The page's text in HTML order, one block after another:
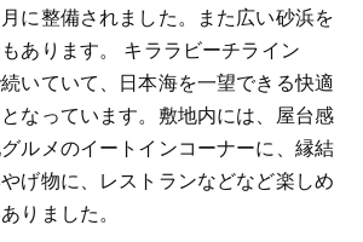
に整備されました。また広い砂浜を
あります。 キララビーチライン
いていて、日本海を一望できる快適
なっています。敷地内には、屋台感
ルメのイートインコーナーに、縁結
げ物に、レストランなどなど楽しめ
りました。